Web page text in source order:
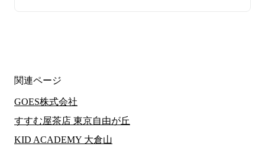
関連ページ
GOES株式会社
すすむ屋茶店 東京自由が丘
KID ACADEMY 大倉山